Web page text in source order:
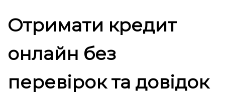
Отримати кредит
онлайн без
перевірок та довідок